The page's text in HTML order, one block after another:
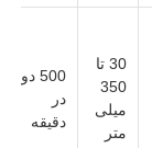
30 تا
350
میلی
متر
500 دور
در
دقیقه